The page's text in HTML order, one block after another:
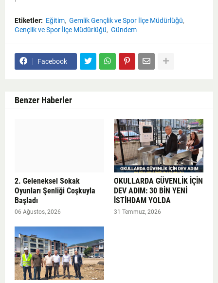
Etiketler: Eğitim Gemlik Gençlik ve Spor İlçe Müdürlüğü
Gençlik ve Spor İlçe Müdürlüğü
Gündem
Facebook
Benzer Haberler
2. Geleneksel Sokak
Oyunları Şenliği Coşkuyla
Başladı
06 Ağustos, 2026
OKULLARDA GÜVENLİK İÇİN
DEV ADIM: 30 BİN YENİ
İSTİHDAM YOLDA
31 Temmuz, 2026